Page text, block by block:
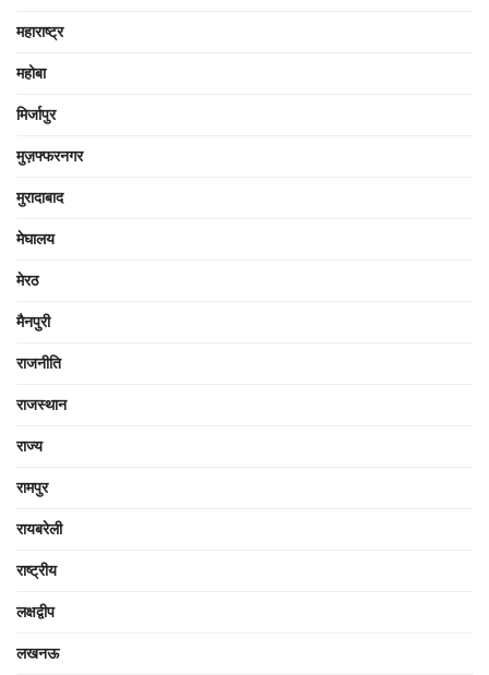
महाराष्ट्र
महोबा
मिर्जापुर
मुज़फ्फरनगर
मुरादाबाद
मेघालय
मेरठ
मैनपुरी
राजनीति
राजस्थान
राज्य
रामपुर
रायबरेली
राष्ट्रीय
लक्षद्वीप
लखनऊ